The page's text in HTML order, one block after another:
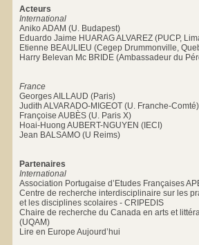
Acteurs
International
Aniko ADAM (U. Budapest)
Eduardo Jaime HUARAG ALVAREZ (PUCP,
Etienne BEAULIEU (Cegep Drummonville,
Harry Belevan Mc BRIDE (Ambassadeur du
France
Georges AILLAUD (Paris)
Judith ALVARADO-MIGEOT (U. Franche-Comté)
Françoise AUBÈS (U. Paris X)
Hoai-Huong AUBERT-NGUYEN (IECI)
Jean BALSAMO (U Reims)
Partenaires
International
Association Portugaise d’Etudes Françaises
Centre de recherche interdisciplinaire sur les
et les disciplines scolaires - CRIPEDIS
Chaire de recherche du Canada en arts et
(UQAM)
Lire en Europe Aujourd’hui